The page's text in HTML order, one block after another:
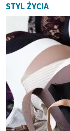
STYL ŻYCIA